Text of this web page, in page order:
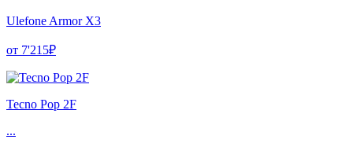
Ulefone Armor X3
от 7'215₽
Tecno Pop 2F
...